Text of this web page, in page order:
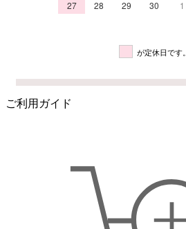
27 28 29 30 1
が定休日です。
ご利用ガイド